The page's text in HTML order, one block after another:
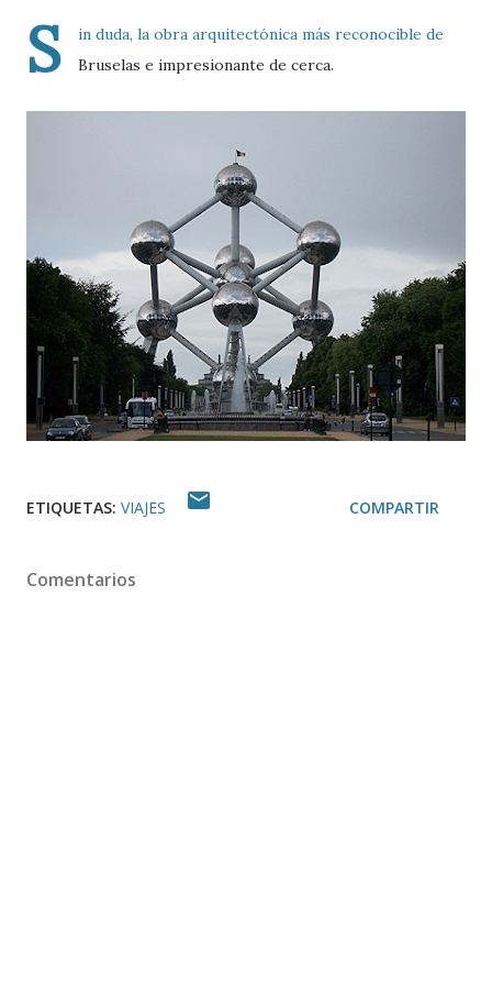
S
in duda, la obra arquitectónica más reconocible de
Bruselas e impresionante de cerca.
ETIQUETAS: VIAJES COMPARTIR
Comentarios